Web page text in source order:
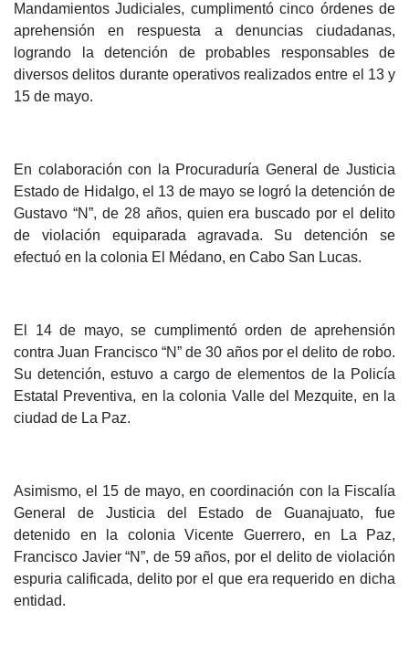
Mandamientos Judiciales, cumplimentó cinco órdenes de
aprehensión en respuesta a denuncias ciudadanas,
logrando la detención de probables responsables de
diversos delitos durante operativos realizados entre el 13 y
15 de mayo.
En colaboración con la Procuraduría General de Justicia
Estado de Hidalgo, el 13 de mayo se logró la detención de
Gustavo “N”, de 28 años, quien era buscado por el delito
de violación equiparada agravada. Su detención se
efectuó en la colonia El Médano, en Cabo San Lucas.
El 14 de mayo, se cumplimentó orden de aprehensión
contra Juan Francisco “N” de 30 años por el delito de robo.
Su detención, estuvo a cargo de elementos de la Policía
Estatal Preventiva, en la colonia Valle del Mezquite, en la
ciudad de La Paz.
Asimismo, el 15 de mayo, en coordinación con la Fiscalía
General de Justicia del Estado de Guanajuato, fue
detenido en la colonia Vicente Guerrero, en La Paz,
Francisco Javier “N”, de 59 años, por el delito de violación
espuria calificada, delito por el que era requerido en dicha
entidad.